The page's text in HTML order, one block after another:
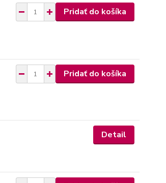
Pridať do košíka
Pridať do košíka
Detail